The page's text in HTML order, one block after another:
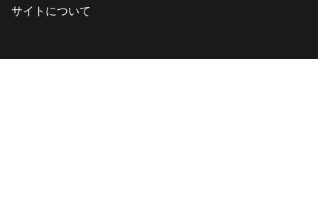
サイトについて